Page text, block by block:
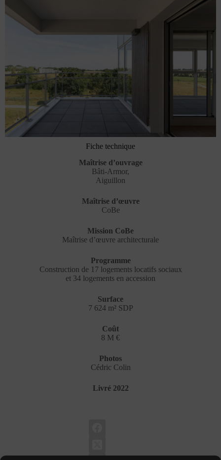
Fiche technique
Maîtrise d’ouvrage
Bâti-Armor,
Aiguillon
Maîtrise d’œuvre
CoBe
Mission CoBe
Maîtrise d’œuvre architecturale
Programme
Construction de 17 logements locatifs sociaux
et 34 logements en accession
Surface
7 624 m² SDP
Coût
8 M €
Photos
Cédric Colin
Livré 2022